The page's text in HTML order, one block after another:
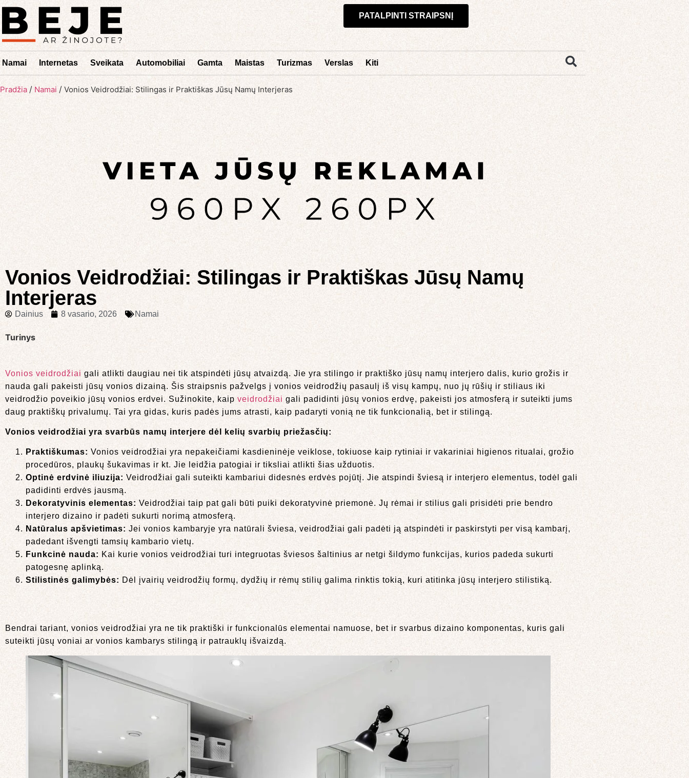
PATALPINTI STRAIPSNĮ
Namai Internetas Sveikata Automobiliai Gamta Maistas Turizmas Verslas Kiti
Pradžia / Namai / Vonios Veidrodžiai: Stilingas ir Praktiškas Jūsų Namų Interjeras
Vonios Veidrodžiai: Stilingas ir Praktiškas Jūsų Namų
Interjeras
Dainius 8 vasario, 2026 Namai
Turinys
Vonios veidrodžiai gali atlikti daugiau nei tik atspindėti jūsų atvaizdą. Jie yra stilingo ir praktiško jūsų namų interjero dalis, kurio grožis ir
nauda gali pakeisti jūsų vonios dizainą. Šis straipsnis pažvelgs į vonios veidrodžių pasaulį iš visų kampų, nuo jų rūšių ir stiliaus iki
veidrodžio poveikio jūsų vonios erdvei. Sužinokite, kaip veidrodžiai gali padidinti jūsų vonios erdvę, pakeisti jos atmosferą ir suteikti jums
daug praktiškų privalumų. Tai yra gidas, kuris padės jums atrasti, kaip padaryti vonią ne tik funkcionalią, bet ir stilingą.
Vonios veidrodžiai yra svarbūs namų interjere dėl kelių svarbių priežasčių:
Praktiškumas: Vonios veidrodžiai yra nepakeičiami kasdieninėje veiklose, tokiuose kaip rytiniai ir vakariniai higienos ritualai, grožio
procedūros, plaukų šukavimas ir kt. Jie leidžia patogiai ir tiksliai atlikti šias užduotis.
Optinė erdvinė iliuzija: Veidrodžiai gali suteikti kambariui didesnės erdvės pojūtį. Jie atspindi šviesą ir interjero elementus, todėl gali
padidinti erdvės jausmą.
Dekoratyvinis elementas: Veidrodžiai taip pat gali būti puiki dekoratyvinė priemonė. Jų rėmai ir stilius gali prisidėti prie bendro
interjero dizaino ir padėti sukurti norimą atmosferą.
Natūralus apšvietimas: Jei vonios kambaryje yra natūrali šviesa, veidrodžiai gali padėti ją atspindėti ir paskirstyti per visą kambarį,
padedant išvengti tamsių kambario vietų.
Funkcinė nauda: Kai kurie vonios veidrodžiai turi integruotas šviesos šaltinius ar netgi šildymo funkcijas, kurios padeda sukurti
patogesnę aplinką.
Stilistinės galimybės: Dėl įvairių veidrodžių formų, dydžių ir rėmų stilių galima rinktis tokią, kuri atitinka jūsų interjero stilistiką.
Bendrai tariant, vonios veidrodžiai yra ne tik praktiški ir funkcionalūs elementai namuose, bet ir svarbus dizaino komponentas, kuris gali
suteikti jūsų voniai ar vonios kambarys stilingą ir patrauklų išvaizdą.